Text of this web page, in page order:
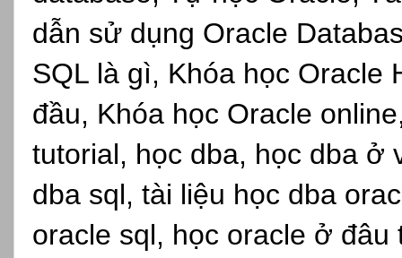
dẫn sử dụng Oracle
SQL là gì, Khóa học Oracle
đầu, Khóa học Oracle
tutorial, học dba, học dba ở
dba sql, tài liệu học dba
oracle sql, học oracle ở